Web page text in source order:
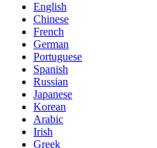
English
Chinese
French
German
Portuguese
Spanish
Russian
Japanese
Korean
Arabic
Irish
Greek